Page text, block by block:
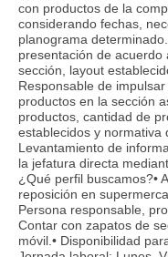
con productos de la
considerando fechas,
planograma
presentación de acuerdo
sección, layout
Responsable de
productos en la sección
productos, cantidad de
establecidos y normativa
Levantamiento de
la jefatura directa
¿Qué perfil buscamos?•
reposición en
Persona responsable,
Contar con zapatos de
móvil.• Disponibilidad